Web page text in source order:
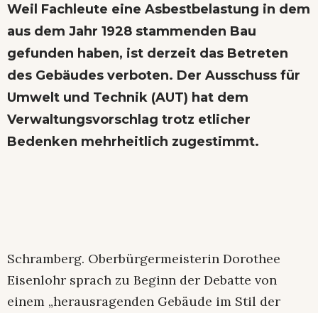
Weil Fachleute eine Asbestbelastung in dem
aus dem Jahr 1928 stammenden Bau
gefunden haben, ist derzeit das Betreten
des Gebäudes verboten. Der Ausschuss für
Umwelt und Technik (AUT) hat dem
Verwaltungsvorschlag trotz etlicher
Bedenken mehrheitlich zugestimmt.
Schramberg. Oberbürgermeisterin Dorothee
Eisenlohr sprach zu Beginn der Debatte von
einem „herausragenden Gebäude im Stil der